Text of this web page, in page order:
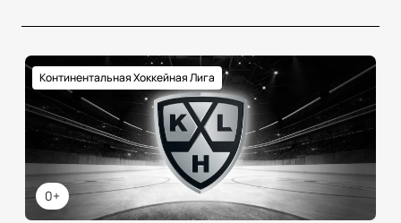
0+
Континентальная Хоккейная Лига